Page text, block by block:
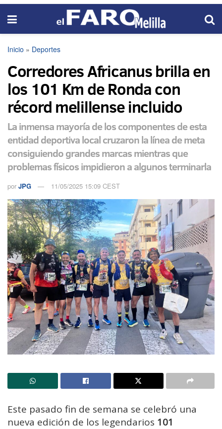
Inicio » Deportes
Corredores Africanus brilla en
los 101 Km de Ronda con
récord melillense incluido
La inmensa mayoría de los componentes de esta
entidad deportiva local cruzaron la línea de meta
consiguiendo grandes marcas mientras que
problemas físicos impidieron a algunos terminarla
por JPG 11/05/2025 15:09 CEST
Este pasado fin de semana se celebró una
nueva edición de los legendarios 101